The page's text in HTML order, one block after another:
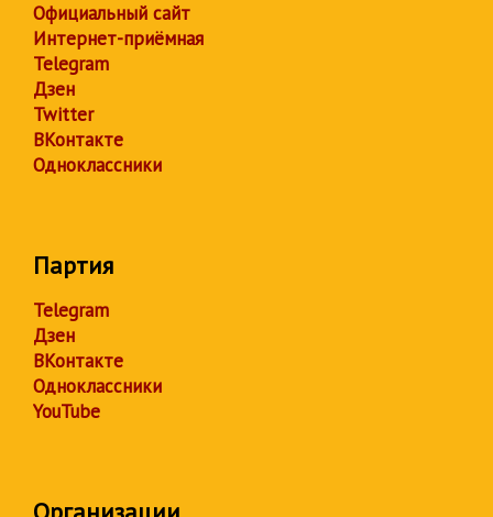
Официальный сайт
Интернет-приёмная
Telegram
Дзен
Twitter
ВКонтакте
Одноклассники
Партия
Telegram
Дзен
ВКонтакте
Одноклассники
YouTube